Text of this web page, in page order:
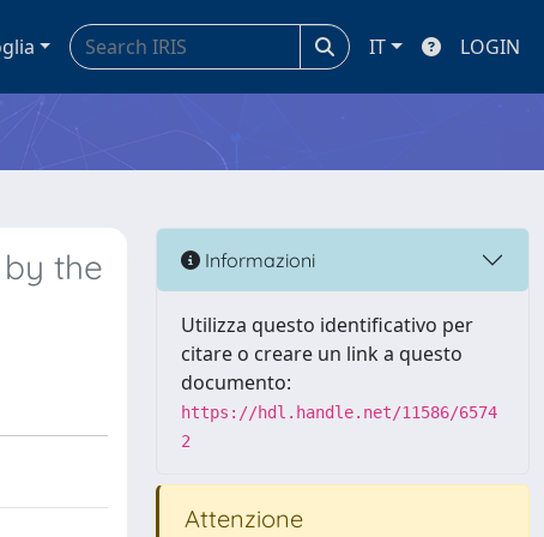
IT LOGIN
the
Informazioni
Utilizza questo identificativo per
citare o creare un link a questo
documento:
https://hdl.handle.net/11586/6574
2
Attenzione